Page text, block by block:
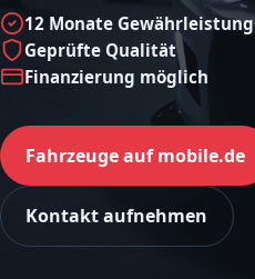
12 Monate Gewährleistung
Geprüfte Qualität
Finanzierung möglich
Fahrzeuge auf mobile.de
Kontakt aufnehmen